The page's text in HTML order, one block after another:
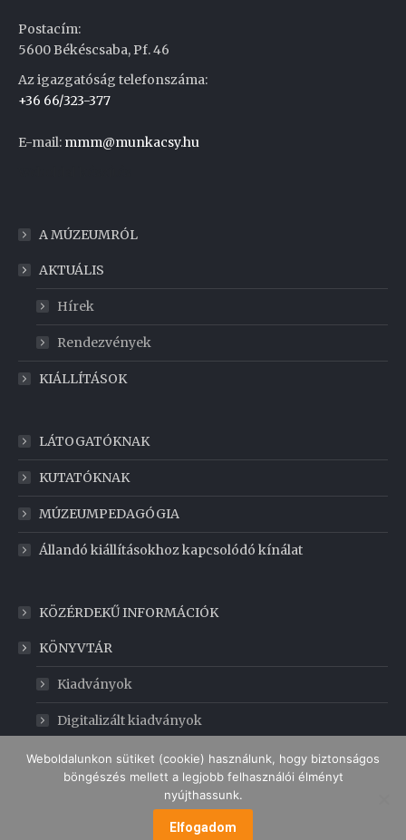
Postacím:
5600 Békéscsaba, Pf. 46
Az igazgatóság telefonszáma:
+36 66/323-377
E-mail: mmm@munkacsy.hu
A MÚZEUMRÓL
AKTUÁLIS
Hírek
Rendezvények
KIÁLLÍTÁSOK
LÁTOGATÓKNAK
KUTATÓKNAK
MÚZEUMPEDAGÓGIA
Állandó kiállításokhoz kapcsolódó kínálat
KÖZÉRDEKŰ INFORMÁCIÓK
KÖNYVTÁR
Kiadványok
Digitalizált kiadványok
GABONAMÚZEUM
MENÜ
Weboldalunkon sütiket (cookie) használunk, hogy biztonságos
böngészés mellett a legjobb felhasználói élményt
nyújthassunk.
Elfogadom